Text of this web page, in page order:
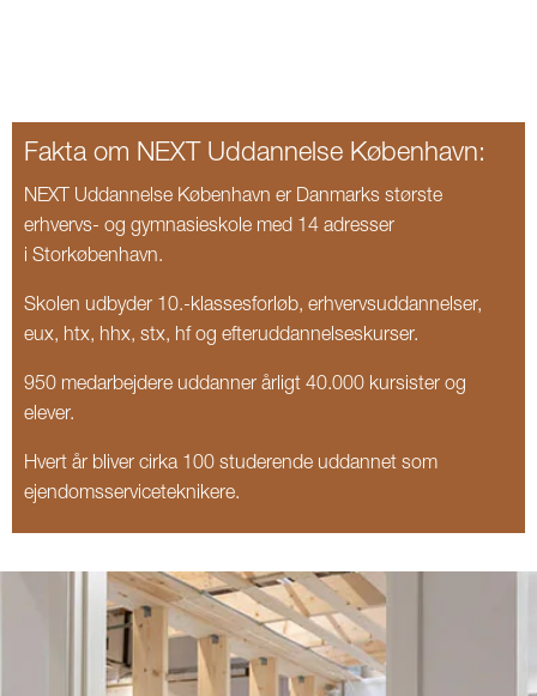
Fakta om NEXT Uddannelse København:
NEXT Uddannelse København er Danmarks største
erhvervs- og gymnasieskole med 14 adresser
i Storkøbenhavn.
Skolen udbyder 10.-klassesforløb, erhvervsuddannelser,
eux, htx, hhx, stx, hf og efteruddannelseskurser.
950 medarbejdere uddanner årligt 40.000 kursister og
elever.
Hvert år bliver cirka 100 studerende uddannet som
ejendomsserviceteknikere.